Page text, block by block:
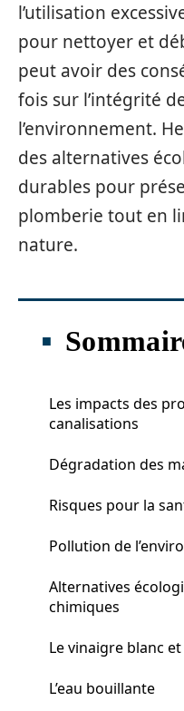
l’utilisation
pour nettoyer et
peut avoir des
fois sur l’intégrité
l’environnement.
des alternatives
durables pour
plomberie tout en
nature.
Les impacts des
canalisations
Dégradation des
Risques pour la
Pollution de
Alternatives
chimiques
Le vinaigre blanc
L’eau bouillante